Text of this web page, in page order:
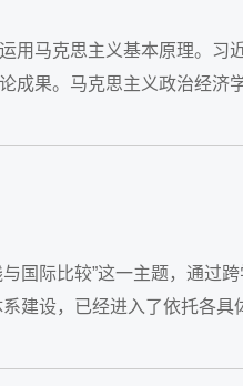
用马克思主义基本原理。习
成果。马克思主义政治经济
国际比较”这一主题，通过
建设，已经进入了依托各具